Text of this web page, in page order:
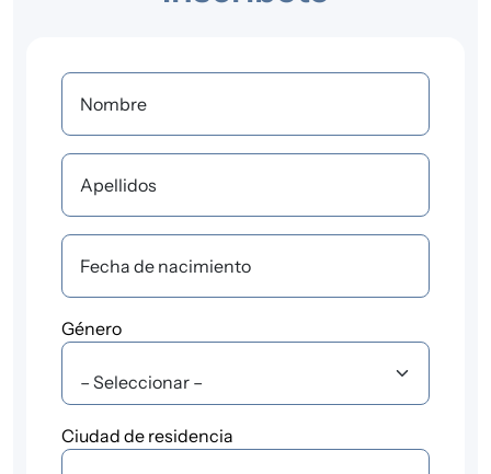
Nombre
Apellidos
Fecha de nacimiento
Género
Género
Ciudad de residencia
Ciudad de residencia ?